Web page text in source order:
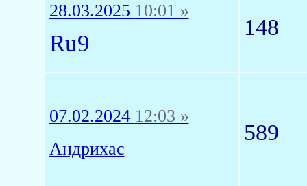
28.03.2025 10:01 »
Ru9
148
07.02.2024 12:03 »
Андрихас
589